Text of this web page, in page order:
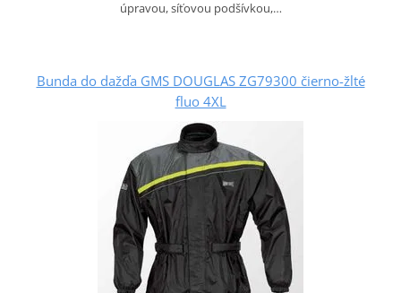
úpravou, síťovou podšívkou,…
Bunda do dažďa GMS DOUGLAS ZG79300 čierno-žlté
fluo 4XL